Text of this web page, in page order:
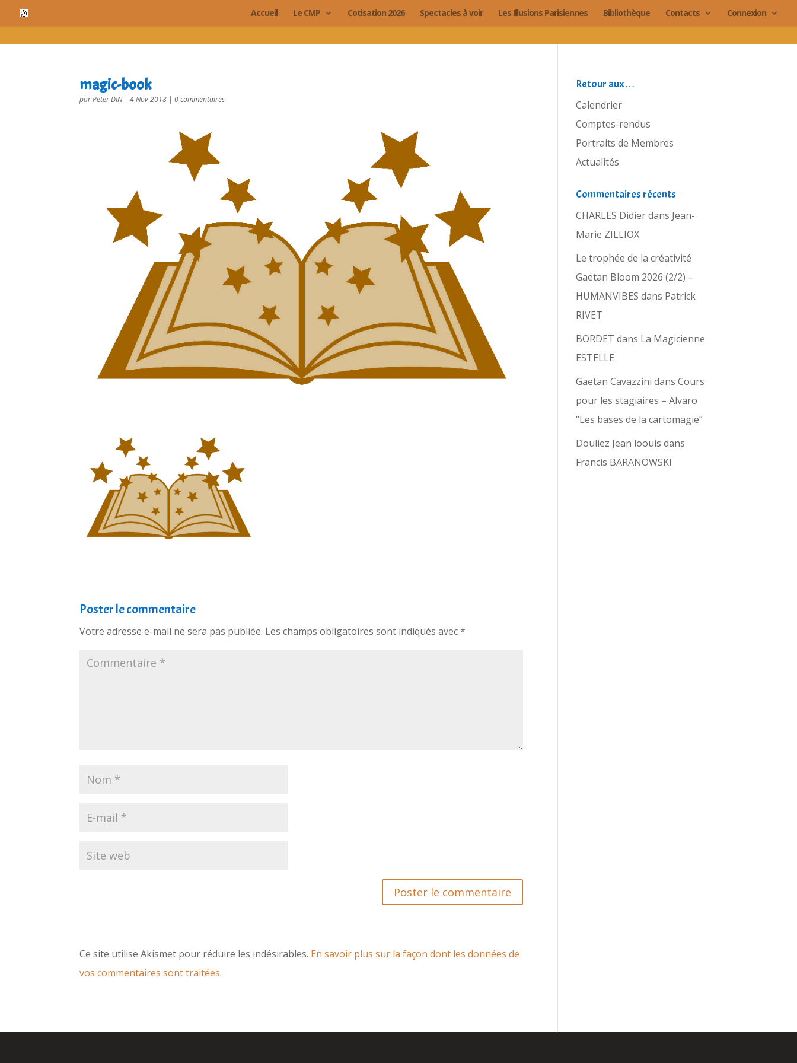
cn_cookies_accepted() Accueil Le CMP Cotisation 2026 Spectacles à voir Les Illusions Parisiennes Bibliothèque Contacts Connexion
magic-book
parPeter DIN|4 Nov 2018 |0 commentaires
Poster le commentaire
Votre adresse e-mail ne sera pas publiée. Les champs obligatoires sont indiqués avec*
Ce site utilise Akismet pour réduire les indésirables. En savoir plus sur la façon dont les données de
vos commentaires sont traitées.
Retour aux…
Calendrier
Comptes-rendus
Portraits de Membres
Actualités
Commentaires récents
CHARLES Didierdans Jean-
Marie ZILLIOX
Le trophée de la créativité
Gaëtan Bloom 2026 (2/2) –
HUMANVIBES dans Patrick
RIVET
BORDET dans La Magicienne
ESTELLE
Gaëtan Cavazzini dans Cours
pour les stagiaires – Alvaro
“Les bases de la cartomagie”
Douliez Jean loouis dans
Francis BARANOWSKI